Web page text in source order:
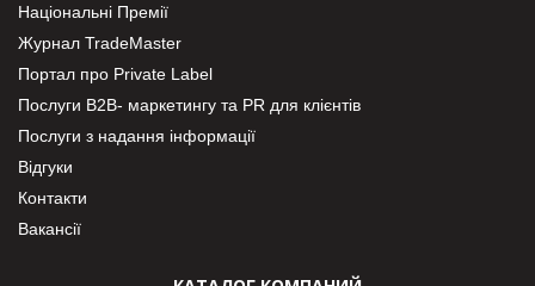
Національні Премії
Журнал TradeMaster
Портал про Private Label
Послуги В2В- маркетингу та PR для клієнтів
Послуги з надання інформації
Відгуки
Контакти
Вакансії